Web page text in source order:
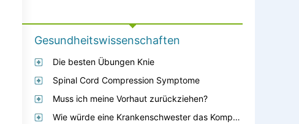
Gesundheitswissenschaften
Die besten Übungen Knie
Spinal Cord Compression Symptome
Muss ich meine Vorhaut zurückziehen?
Wie würde eine Krankenschwester das Kompartmentsyndrom beurteilen?